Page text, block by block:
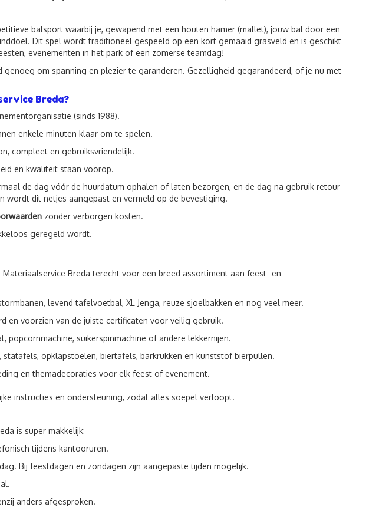
balsport waarbij je, gewapend met een houten hamer (mallet), jouw bal door een
Dit spel wordt traditioneel gespeeld op een kort gemaaid grasveld en is geschikt
evenementen in het park of een zomerse teamdag!
om spanning en plezier te garanderen. Gezelligheid gegarandeerd, of je nu met
Breda?
(sinds 1988).
enkele minuten klaar om te spelen.
compleet en gebruiksvriendelijk.
en kwaliteit staan voorop.
de dag vóór de huurdatum ophalen of laten bezorgen, en de dag na gebruik retour
wordt dit netjes aangepast en vermeld op de bevestiging.
zonder verborgen kosten.
geregeld wordt.
Breda terecht voor een breed assortiment aan feest- en
levend tafelvoetbal, XL Jenga, reuze sjoelbakken en nog veel meer.
en voorzien van de juiste certificaten voor veilig gebruik.
popcornmachine, suikerspinmachine of andere lekkernijen.
statafels, opklapstoelen, biertafels, barkrukken en kunststof bierpullen.
en themadecoraties voor elk feest of evenement.
instructies en ondersteuning, zodat alles soepel verloopt.
is super makkelijk:
tijdens kantooruren.
Bij feestdagen en zondagen zijn aangepaste tijden mogelijk.
anders afgesproken.